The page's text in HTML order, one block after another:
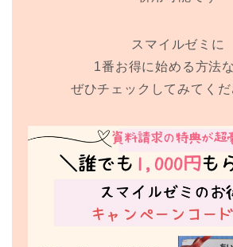
スマイルゼミに
1番お得に始める方法
ぜひチェックしてみてくだ